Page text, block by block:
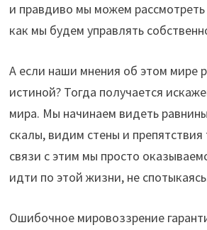
и правдиво мы можем рассмотреть
как мы будем управлять
А если наши мнения об этом мире
истиной? Тогда получается
мира. Мы начинаем видеть
скалы, видим стены и препятствия
связи с этим мы просто
идти по этой жизни, не
Ошибочное мировоззрение